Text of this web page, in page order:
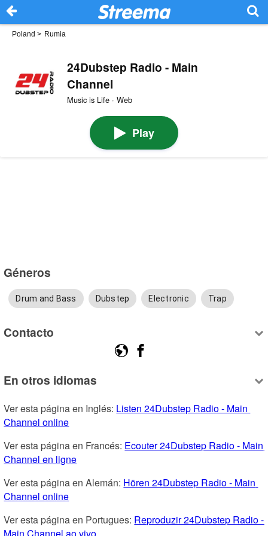
Poland > Rumia
24Dubstep Radio - Main
Channel
Music is Life · Web
Play
Géneros
Drum and Bass Dubstep Electronic Trap
Contacto
En otros idiomas
Ver esta página en Inglés: Listen 24Dubstep Radio - Main
Channel online
Ver esta página en Francés: Ecouter 24Dubstep Radio - Main
Channel en ligne
Ver esta página en Alemán: Hören 24Dubstep Radio - Main
Channel online
Ver esta página en Portugues: Reproduzir 24Dubstep Radio -
Main Channel ao vivo